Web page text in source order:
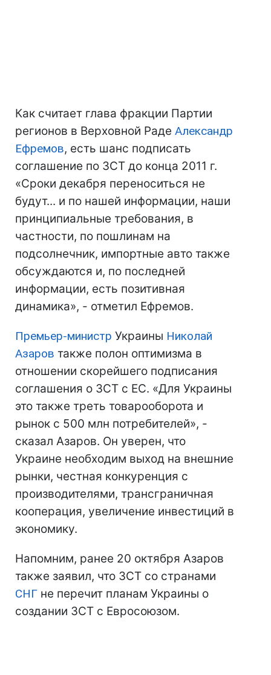
Как считает глава фракции Партии
регионов в Верховной Раде Александр
Ефремов, есть шанс подписать
соглашение по ЗСТ до конца 2011 г.
«Сроки декабря переноситься не
будут... и по нашей информации, наши
принципиальные требования, в
частности, по пошлинам на
подсолнечник, импортные авто также
обсуждаются и, по последней
информации, есть позитивная
динамика», - отметил Ефремов.
Премьер-министр Украины Николай
Азаров также полон оптимизма в
отношении скорейшего подписания
соглашения о ЗСТ с ЕС. «Для Украины
это также треть товарооборота и
рынок с 500 млн потребителей», -
сказал Азаров. Он уверен, что
Украине необходим выход на внешние
рынки, честная конкуренция с
производителями, трансграничная
кооперация, увеличение инвестиций в
экономику.
Напомним, ранее 20 октября Азаров
также заявил, что ЗСТ со странами
СНГ не перечит планам Украины о
создании ЗСТ с Евросоюзом.